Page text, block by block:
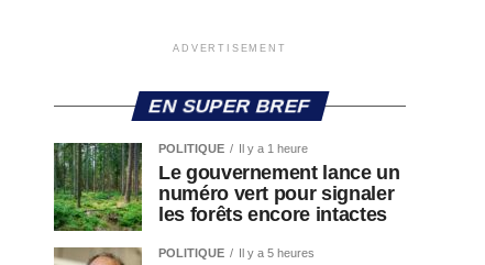
ADVERTISEMENT
EN SUPER BREF
POLITIQUE Il y a 1 heure
Le gouvernement lance un
numéro vert pour signaler
les forêts encore intactes
POLITIQUE Il y a 5 heures